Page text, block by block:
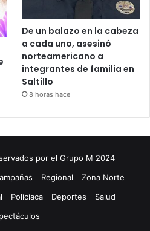
De un balazo en la cabeza
a cada uno, asesinó
norteamericano a
integrantes de familia en
Saltillo
8 horas hace
por el Grupo M 2024
Regional
Zona Norte
Policiaca Deportes
Salud